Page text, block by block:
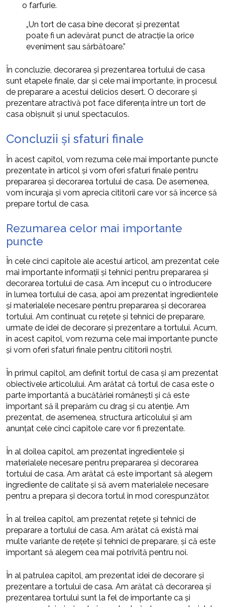
o farfurie.
„Un tort de casa bine decorat și prezentat
poate fi un adevărat punct de atracție la orice
eveniment sau sărbătoare.”
În concluzie, decorarea și prezentarea tortului de casa
sunt etapele finale, dar și cele mai importante, în procesul
de preparare a acestui delicios desert. O decorare și
prezentare atractivă pot face diferența între un tort de
casa obișnuit și unul spectaculos.
Concluzii și sfaturi finale
În acest capitol, vom rezuma cele mai importante puncte
prezentate în articol și vom oferi sfaturi finale pentru
prepararea și decorarea tortului de casa. De asemenea,
vom încuraja și vom aprecia cititorii care vor să încerce să
prepare tortul de casa.
Rezumarea celor mai importante
puncte
În cele cinci capitole ale acestui articol, am prezentat cele
mai importante informații și tehnici pentru prepararea și
decorarea tortului de casa. Am început cu o introducere
în lumea tortului de casa, apoi am prezentat ingredientele
și materialele necesare pentru prepararea și decorarea
tortului. Am continuat cu rețete și tehnici de preparare,
urmate de idei de decorare și prezentare a tortului. Acum,
în acest capitol, vom rezuma cele mai importante puncte
și vom oferi sfaturi finale pentru cititorii noștri.
În primul capitol, am definit tortul de casa și am prezentat
obiectivele articolului. Am arătat că tortul de casa este o
parte importantă a bucătăriei românești și că este
important să îl preparăm cu drag și cu atenție. Am
prezentat, de asemenea, structura articolului și am
anunțat cele cinci capitole care vor fi prezentate.
În al doilea capitol, am prezentat ingredientele și
materialele necesare pentru prepararea și decorarea
tortului de casa. Am arătat că este important să alegem
ingrediente de calitate și să avem materialele necesare
pentru a prepara și decora tortul în mod corespunzător.
În al treilea capitol, am prezentat rețete și tehnici de
preparare a tortului de casa. Am arătat că există mai
multe variante de rețete și tehnici de preparare, și că este
important să alegem cea mai potrivită pentru noi.
În al patrulea capitol, am prezentat idei de decorare și
prezentare a tortului de casa. Am arătat că decorarea și
prezentarea tortului sunt la fel de importante ca și